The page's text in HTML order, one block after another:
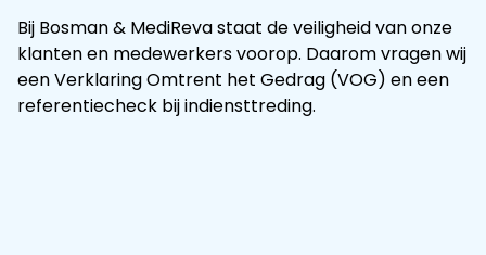
Bij Bosman & MediReva staat de veiligheid van onze
klanten en medewerkers voorop. Daarom vragen wij
een Verklaring Omtrent het Gedrag (VOG) en een
referentiecheck bij indiensttreding.